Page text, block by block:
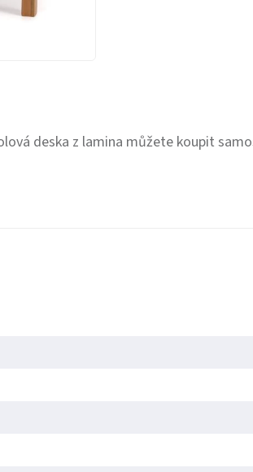
deska z lamina můžete koupit